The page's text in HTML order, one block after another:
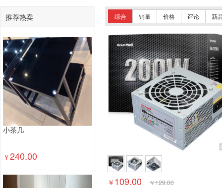
木骨架沙发类
金属骨架沙发类 其他椅凳类
竹制、藤制等材料椅凳类
木骨架为主的椅凳类
塑料台、桌类
木制台、桌类
轻金属台、桌类
其他床类
藤床类 竹床类 塑料床类
藤床
钢塑床类
钢木床类 色带 墨水盒
喷墨盒
数据库管理系统
特殊照相机 专用照相机
通用摄像机
其他视频会议系统设备
音视频矩
视频会议控制台
传真通信设备 扫描仪
碎
复印机
洗衣机 空气净化设备
空
激光打印机 喷墨打印机
防火墙
液晶显示器
平板式
台式计算机（含一体机台式电脑）
推荐热卖
小茶几
￥240.00
综合 销量 价格 评论 新
￥ 109.00 ￥129.00